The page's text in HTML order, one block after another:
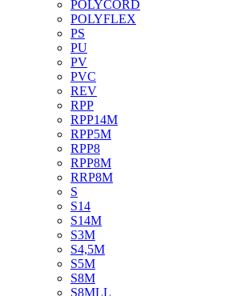
POLYCORD
POLYFLEX
PS
PU
PV
PVC
REV
RPP
RPP14M
RPP5M
RPP8
RPP8M
RRP8M
S
S14
S14M
S3M
S4,5M
S5M
S8M
S8MLL